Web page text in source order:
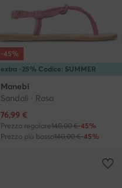
extra -25% Codice: SUMMER
-45%
Manebi
Sandali · Rosa
Prezzo attuale
76,99 €
Prezzo regolare140,00 €-45%
Prezzo più basso140,00 €-45%